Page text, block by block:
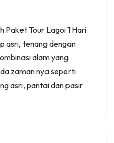
Paket Tour Lagoi 1 Hari
asri, tenang dengan
alam yang
zaman nya seperti
asri, pantai dan pasir